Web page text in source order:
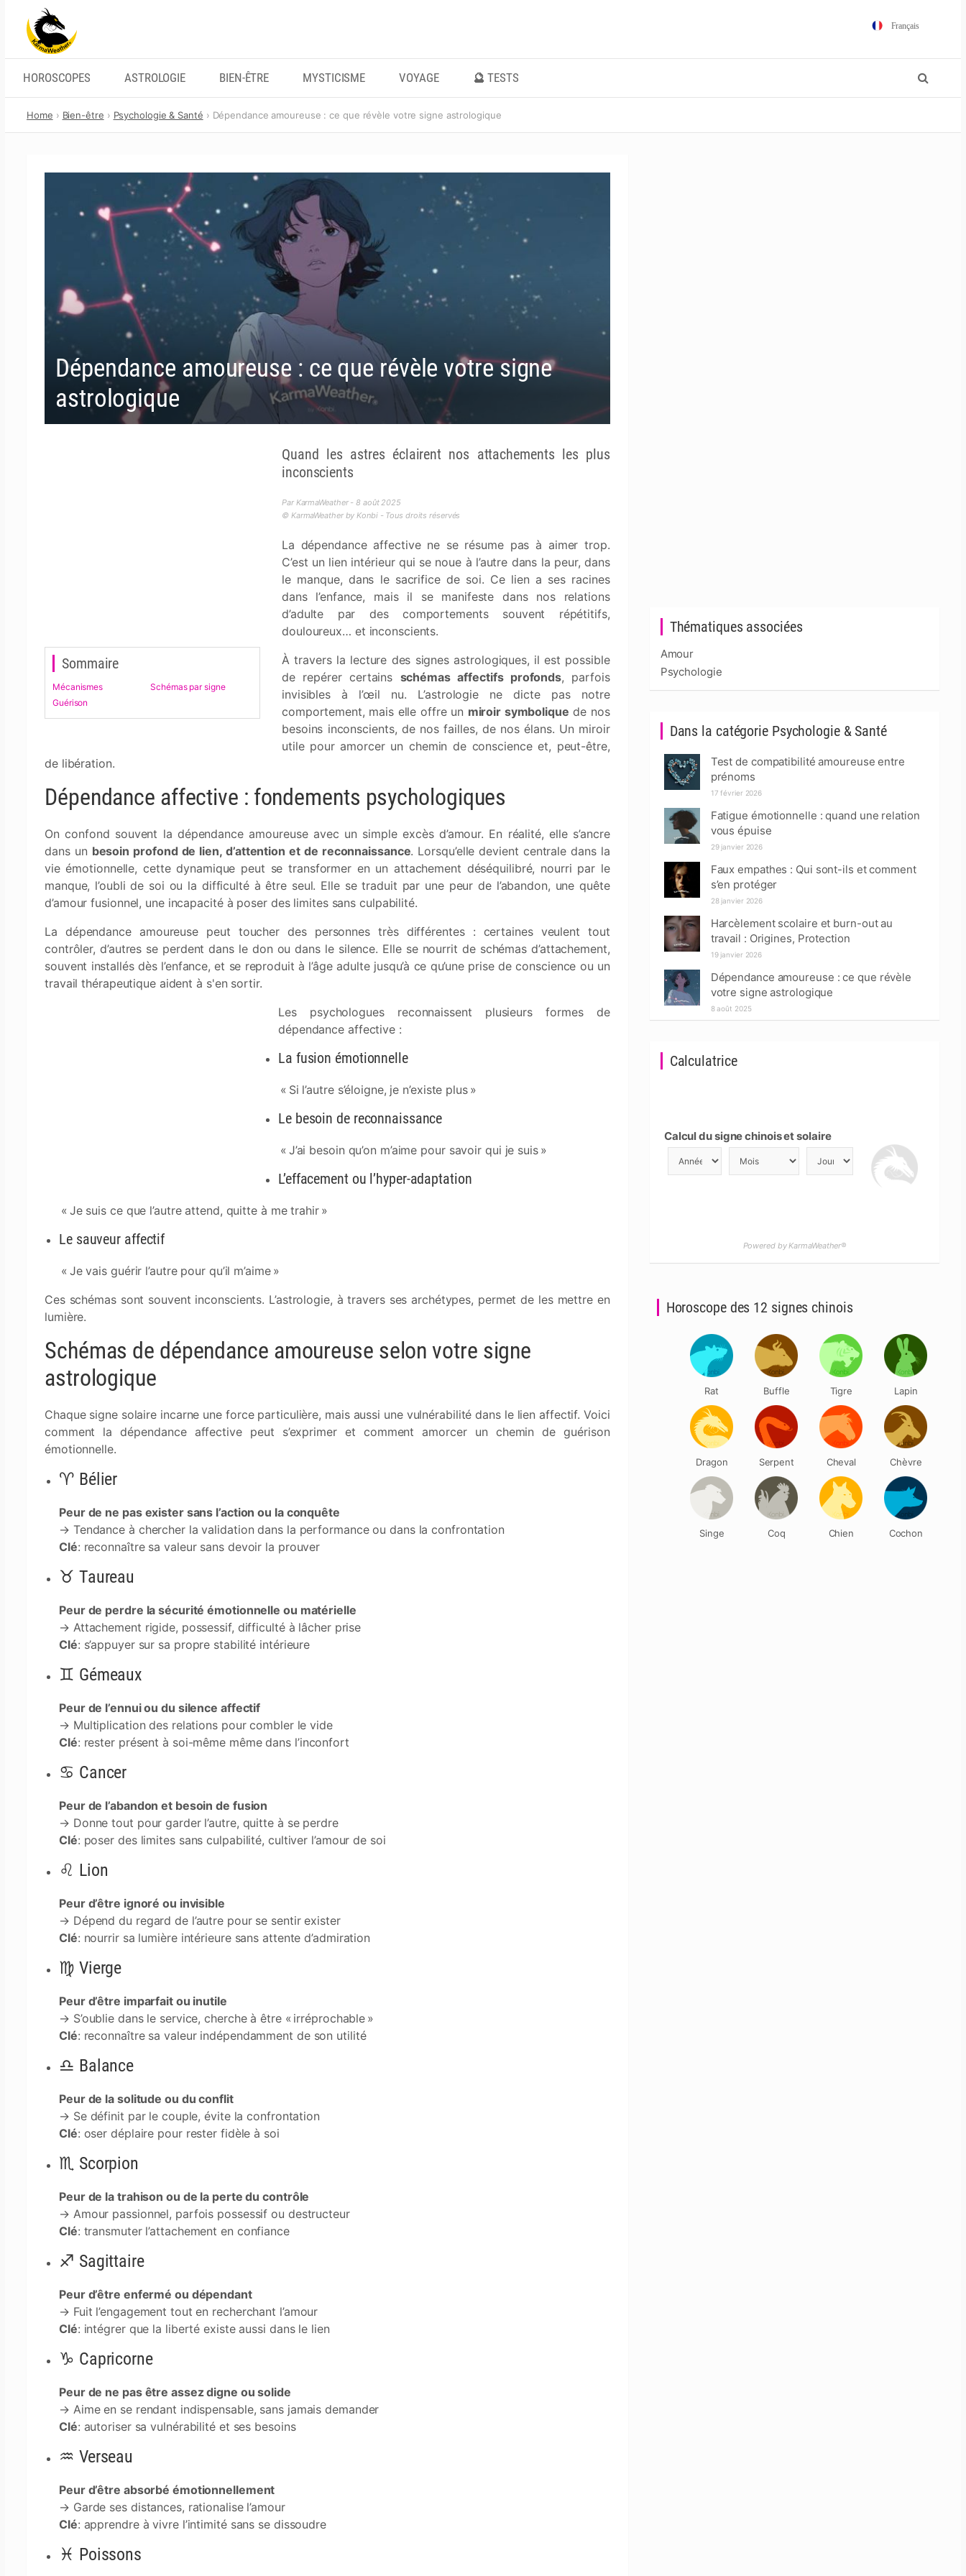
content
Français
HOROSCOPES ASTROLOGIE BIEN-ÊTRE MYSTICISME VOYAGE 🔮 TESTS
Home Bien-être Psychologie & Santé Dépendance amoureuse : ce que révèle votre signe astrologique
Dépendance amoureuse : ce que révèle votre signe
astrologique
Sommaire
Mécanismes
Schémas par signe
Guérison
Quand les astres éclairent nos attachements les plus
inconscients
Par KarmaWeather - 8 août 2025
© KarmaWeather by Konbi - Tous droits réservés
La dépendance affective ne se résume pas à aimer trop.
C’est un lien intérieur qui se noue à l’autre dans la peur, dans
le manque, dans le sacrifice de soi. Ce lien a ses racines
dans l’enfance, mais il se manifeste dans nos relations
d’adulte par des comportements souvent répétitifs,
douloureux… et inconscients.
À travers la lecture des signes astrologiques, il est possible
de repérer certains schémas affectifs profonds, parfois
invisibles à l’œil nu. L’astrologie ne dicte pas notre
comportement, mais elle offre un miroir symbolique de nos
besoins inconscients, de nos failles, de nos élans. Un miroir
utile pour amorcer un chemin de conscience et, peut-être,
de libération.
Dépendance affective : fondements psychologiques
On confond souvent la dépendance amoureuse avec un simple excès d’amour. En réalité, elle s’ancre
dans un besoin profond de lien, d’attention et de reconnaissance. Lorsqu’elle devient centrale dans la
vie émotionnelle, cette dynamique peut se transformer en un attachement déséquilibré, nourri par le
manque, l’oubli de soi ou la difficulté à être seul. Elle se traduit par une peur de l’abandon, une quête
d’amour fusionnel, une incapacité à poser des limites sans culpabilité.
La dépendance amoureuse peut toucher des personnes très différentes : certaines veulent tout
contrôler, d’autres se perdent dans le don ou dans le silence. Elle se nourrit de schémas d’attachement,
souvent installés dès l’enfance, et se reproduit à l’âge adulte jusqu’à ce qu’une prise de conscience ou un
travail thérapeutique aident à s'en sortir.
Les psychologues reconnaissent plusieurs formes de
dépendance affective :
La fusion émotionnelle
« Si l’autre s’éloigne, je n’existe plus »
Le besoin de reconnaissance
« J’ai besoin qu’on m’aime pour savoir qui je suis »
L’effacement ou l’hyper-adaptation
« Je suis ce que l’autre attend, quitte à me trahir »
Le sauveur affectif
« Je vais guérir l’autre pour qu’il m’aime »
Ces schémas sont souvent inconscients. L’astrologie, à travers ses archétypes, permet de les mettre en
lumière.
Schémas de dépendance amoureuse selon votre signe
astrologique
Chaque signe solaire incarne une force particulière, mais aussi une vulnérabilité dans le lien affectif. Voici
comment la dépendance affective peut s’exprimer et comment amorcer un chemin de guérison
émotionnelle.
♈ Bélier
Peur de ne pas exister sans l’action ou la conquête
→ Tendance à chercher la validation dans la performance ou dans la confrontation
Clé: reconnaître sa valeur sans devoir la prouver
♉ Taureau
Peur de perdre la sécurité émotionnelle ou matérielle
→ Attachement rigide, possessif, difficulté à lâcher prise
Clé: s’appuyer sur sa propre stabilité intérieure
♊ Gémeaux
Peur de l’ennui ou du silence affectif
→ Multiplication des relations pour combler le vide
Clé: rester présent à soi-même même dans l’inconfort
♋ Cancer
Peur de l’abandon et besoin de fusion
→ Donne tout pour garder l’autre, quitte à se perdre
Clé: poser des limites sans culpabilité, cultiver l’amour de soi
♌ Lion
Peur d’être ignoré ou invisible
→ Dépend du regard de l’autre pour se sentir exister
Clé: nourrir sa lumière intérieure sans attente d’admiration
♍ Vierge
Peur d’être imparfait ou inutile
→ S’oublie dans le service, cherche à être « irréprochable »
Clé: reconnaître sa valeur indépendamment de son utilité
♎ Balance
Peur de la solitude ou du conflit
→ Se définit par le couple, évite la confrontation
Clé: oser déplaire pour rester fidèle à soi
♏ Scorpion
Peur de la trahison ou de la perte du contrôle
→ Amour passionnel, parfois possessif ou destructeur
Clé: transmuter l’attachement en confiance
♐ Sagittaire
Peur d’être enfermé ou dépendant
→ Fuit l’engagement tout en recherchant l’amour
Clé: intégrer que la liberté existe aussi dans le lien
♑ Capricorne
Peur de ne pas être assez digne ou solide
→ Aime en se rendant indispensable, sans jamais demander
Clé: autoriser sa vulnérabilité et ses besoins
♒ Verseau
Peur d’être absorbé émotionnellement
→ Garde ses distances, rationalise l’amour
Clé: apprendre à vivre l’intimité sans se dissoudre
♓ Poissons
Thématiques associées
Amour
Psychologie
Dans la catégorie Psychologie & Santé
Test de compatibilité amoureuse entre
prénoms
17 février 2026
Fatigue émotionnelle : quand une relation
vous épuise
29 janvier 2026
Faux empathes : Qui sont-ils et comment
s’en protéger
28 janvier 2026
Harcèlement scolaire et burn-out au
travail : Origines, Protection
19 janvier 2026
Dépendance amoureuse : ce que révèle
votre signe astrologique
8 août 2025
Calculatrice
Calcul du signe chinois et solaire
Powered by KarmaWeather®
Horoscope des 12 signes chinois
Rat Buffle Tigre Lapin
Dragon Serpent Cheval Chèvre
Singe Coq Chien Cochon